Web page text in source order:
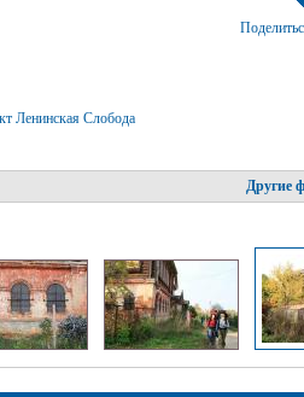
Ленинская Слобода
Другие